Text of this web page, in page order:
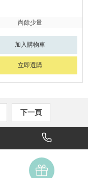
尚餘少量
加入購物車
立即選購
下一頁